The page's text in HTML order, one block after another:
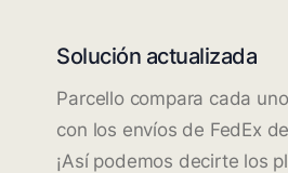
Solución actualizada
Parcello compara cada
con los envíos de FedEx
¡Así podemos decirte los